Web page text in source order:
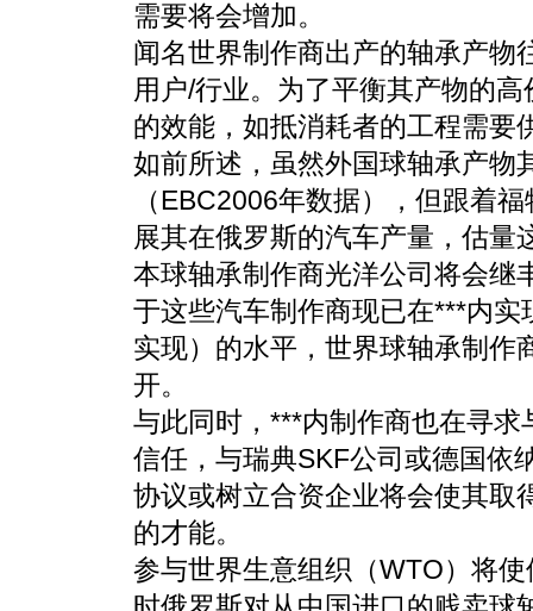
需要将会增加。
闻名世界制作商出产的轴承产物
用户/行业。为了平衡其产物的
的效能，如抵消耗者的工程需要
如前所述，虽然外国球轴承产物
（EBC2006年数据），但跟着
展其在俄罗斯的汽车产量，估量
本球轴承制作商光洋公司将会继
于这些汽车制作商现已在***内
实现）的水平，世界球轴承制作
开。
与此同时，***内制作商也在寻
信任，与瑞典SKF公司或德国依
协议或树立合资企业将会使其取
的才能。
参与世界生意组织（WTO）将